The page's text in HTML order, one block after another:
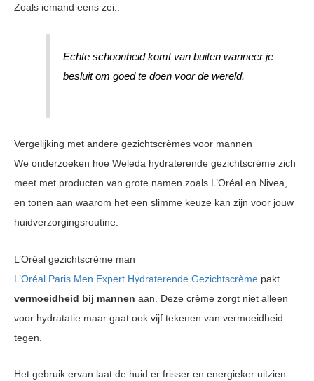
Zoals iemand eens zei:.
Echte schoonheid komt van buiten wanneer je
besluit om goed te doen voor de wereld.
Vergelijking met andere gezichtscrèmes voor mannen
We onderzoeken hoe Weleda hydraterende gezichtscrème zich
meet met producten van grote namen zoals L’Oréal en Nivea,
en tonen aan waarom het een slimme keuze kan zijn voor jouw
huidverzorgingsroutine.
L’Oréal gezichtscrème man
L’Oréal Paris Men Expert Hydraterende Gezichtscrème pakt
vermoeidheid bij mannen aan. Deze crème zorgt niet alleen
voor hydratatie maar gaat ook vijf tekenen van vermoeidheid
tegen.
Het gebruik ervan laat de huid er frisser en energieker uitzien.